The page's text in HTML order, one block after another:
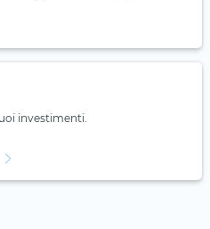
investimenti.